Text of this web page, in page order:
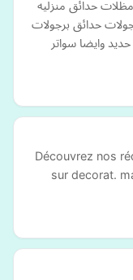
حدائق منزليه
حدائق برجولات
وايضا سواتر
Découvrez nos
sur decorat.